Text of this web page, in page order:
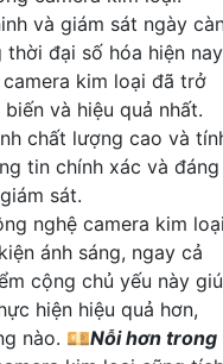
và giám sát ngày
đại số hóa hiện
kim loại đã trở
và hiệu quả nhất.
chất lượng cao và
tin chính xác và đáng
sát.
nghệ camera kim
ánh sáng, ngay cả
cộng chủ yếu này
hiện hiệu quả hơn,
nào. 💴Nỗi hơn trong